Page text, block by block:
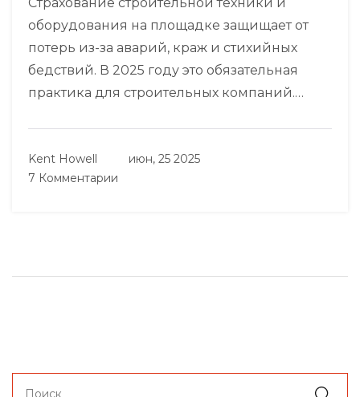
оборудования на площадке защищает от
потерь из-за аварий, краж и стихийных
бедствий. В 2025 году это обязательная
практика для строительных компаний.
в выплате.
Kent Howell
июн, 25 2025
7 Комментарии